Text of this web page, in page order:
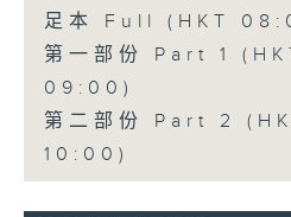
足本 Full (HKT
第一部份 Part 1
09:00)
第二部份 Part 2
10:00)